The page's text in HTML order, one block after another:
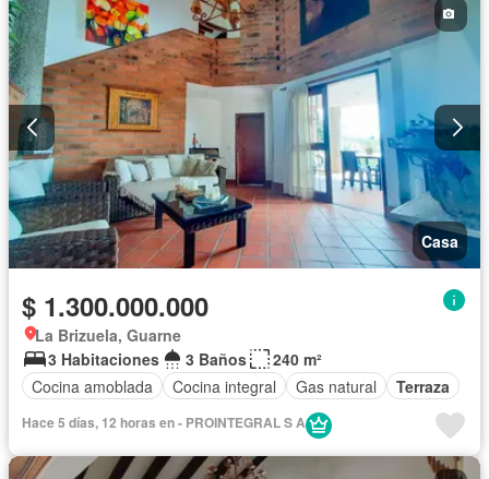
Casa
$ 1.300.000.000
La Brizuela, Guarne
3 Habitaciones
3 Baños
240 m²
Cocina amoblada
Cocina integral Gas natural Terraza
Hace 5 días, 12 horas en - PROINTEGRAL S A